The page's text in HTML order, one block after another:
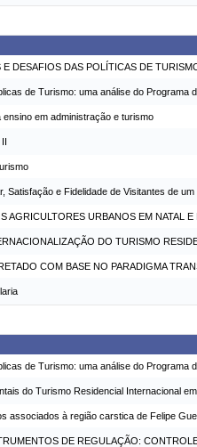
E DESAFIOS DAS POLÍTICAS DE
de Turismo: uma análise do
em administração e turismo
Satisfação e Fidelidade de Visitantes de
AGRICULTORES URBANOS EM NATAL
DO TURISMO
COM BASE NO PARADIGMA
de Turismo: uma análise do
do Turismo Residencial Internacional
associados à região carstica de Felipe
DE REGULAÇÃO: